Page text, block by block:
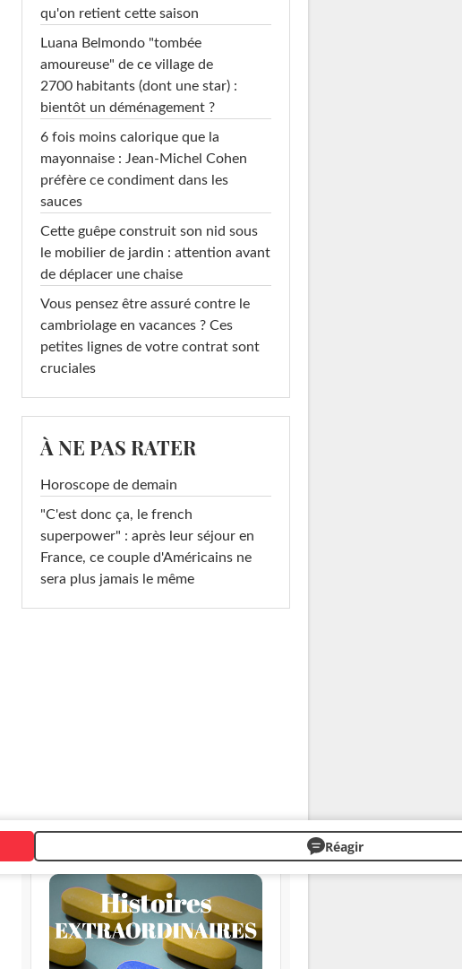
Réagir
qu'on retient cette saison
Luana Belmondo "tombée
amoureuse" de ce village de
2700 habitants (dont une star) :
bientôt un déménagement ?
6 fois moins calorique que la
mayonnaise : Jean-Michel Cohen
préfère ce condiment dans les
sauces
Cette guêpe construit son nid sous
le mobilier de jardin : attention avant
de déplacer une chaise
Vous pensez être assuré contre le
cambriolage en vacances ? Ces
petites lignes de votre contrat sont
cruciales
À NE PAS RATER
Horoscope de demain
"C'est donc ça, le french
superpower" : après leur séjour en
France, ce couple d'Américains ne
sera plus jamais le même